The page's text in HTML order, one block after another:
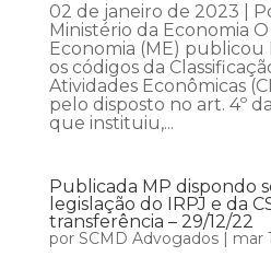
02 de janeiro de 2023 |
Ministério da Economia
Economia (ME)
os códigos da
Atividades Econômicas
pelo disposto no art. 4º da
que instituiu,...
Publicada MP dispondo
legislação do IRPJ e da
transferência – 29/12/22
por SCMD Advogados| mar